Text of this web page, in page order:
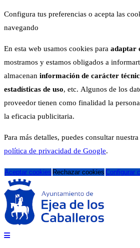
Configura tus preferencias o acepta las
navegando
En esta web usamos cookies para adaptar
mostramos y estamos obligados a
almacenan información de carácter
estadísticas de uso, etc. Algunos de los
proveedor tienen como finalidad la
la eficacia publicitaria.
Para más detalles, puedes consultar nuestra
política de privacidad de Google.
Aceptar cookies Rechazar cookies Configurar